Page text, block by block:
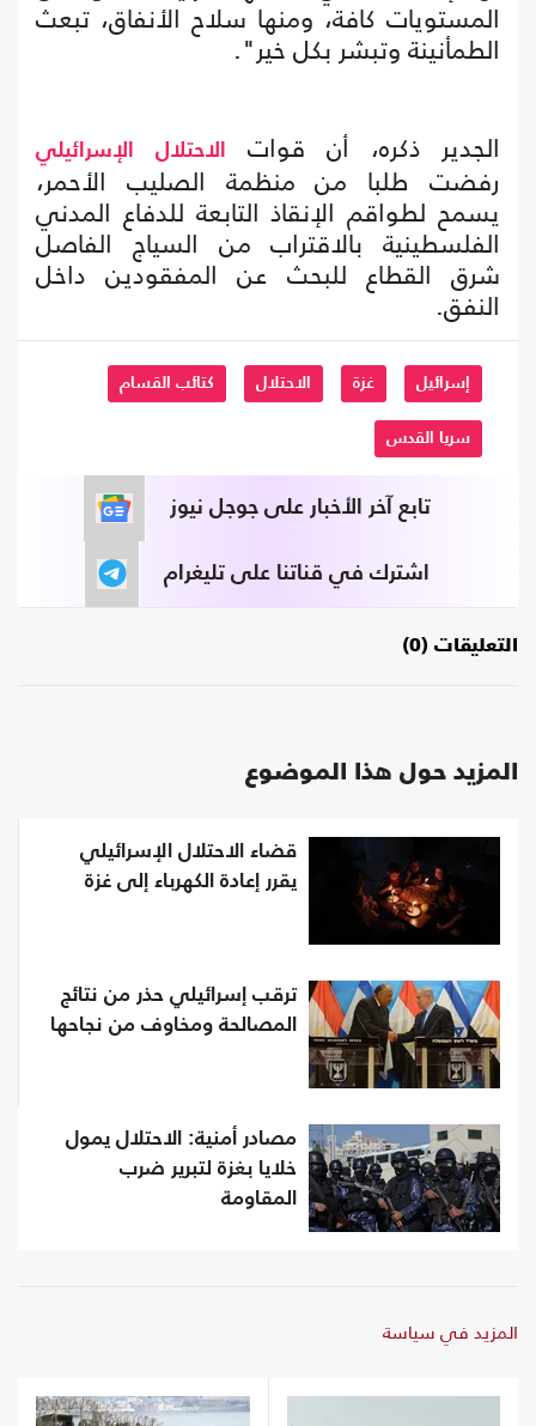
المستويات كافة، ومنها سلاح الأنفاق، تبعث
الطمأنينة وتبشر بكل خير".
الجدير ذكره، أن قوات الاحتلال الإسرائيلي
رفضت طلبا من منظمة الصليب الأحمر،
يسمح لطواقم الإنقاذ التابعة للدفاع المدني
الفلسطينية بالاقتراب من السياج الفاصل
شرق القطاع للبحث عن المفقودين داخل
النفق.
إسرائيل غزة الاحتلال كتائب القسام
سريا القدس
تابع آخر الأخبار على جوجل نيوز
اشترك في قناتنا على تليغرام
التعليقات (0)
المزيد حول هذا الموضوع
قضاء الاحتلال الإسرائيلي
يقرر إعادة الكهرباء إلى غزة
ترقب إسرائيلي حذر من نتائج
المصالحة ومخاوف من نجاحها
مصادر أمنية: الاحتلال يمول
خلايا بغزة لتبرير ضرب
المقاومة
المزيد في سياسة